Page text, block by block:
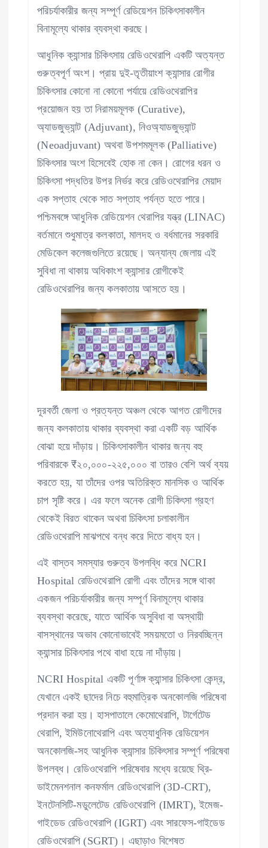
পরিচর্যাকারীর জন্য সম্পূর্ণ রেডিয়েশন চিকিৎসাকালীন
বিনামূল্যে থাকার ব্যবস্থা করছে।
আধুনিক ক্যান্সার চিকিৎসায় রেডিওথেরাপি একটি অত্যন্ত
গুরুত্বপূর্ণ অংশ। প্রায় দুই-তৃতীয়াংশ ক্যান্সার রোগীর
চিকিৎসার কোনো না কোনো পর্যায়ে রেডিওথেরাপির
প্রয়োজন হয় তা নিরাময়মূলক (Curative),
অ্যাডজুভ্যান্ট (Adjuvant), নিওঅ্যাডজুভ্যান্ট
(Neoadjuvant) অথবা উপশমমূলক (Palliative)
চিকিৎসার অংশ হিসেবেই হোক না কেন। রোগের ধরন ও
চিকিৎসা পদ্ধতির উপর নির্ভর করে রেডিওথেরাপির মেয়াদ
এক সপ্তাহ থেকে সাত সপ্তাহ পর্যন্ত হতে পারে।
পশ্চিমবঙ্গে আধুনিক রেডিয়েশন থেরাপির যন্ত্র (LINAC)
বর্তমানে শুধুমাত্র কলকাতা, মালদহ ও বর্ধমানের সরকারি
মেডিকেল কলেজগুলিতে রয়েছে। অন্যান্য জেলায় এই
সুবিধা না থাকায় অধিকাংশ ক্যান্সার রোগীকেই
রেডিওথেরাপির জন্য কলকাতায় আসতে হয়।
দূরবর্তী জেলা ও প্রত্যন্ত অঞ্চল থেকে আগত রোগীদের
জন্য কলকাতায় থাকার ব্যবস্থা করা একটি বড় আর্থিক
বোঝা হয়ে দাঁড়ায়। চিকিৎসাকালীন থাকার জন্য বহু
পরিবারকে ₹২০,০০০-২২৫,০০০ বা তারও বেশি অর্থ ব্যয়
করতে হয়, যা তাঁদের ওপর অতিরিক্ত মানসিক ও আর্থিক
চাপ সৃষ্টি করে। এর ফলে অনেক রোগী চিকিৎসা গ্রহণ
থেকেই বিরত থাকেন অথবা চিকিৎসা চলাকালীন
রেডিওথেরাপি মাঝপথে বন্ধ করে দিতে বাধ্য হন।
এই বাস্তব সমস্যার গুরুত্ব উপলব্ধি করে NCRI
Hospital রেডিওথেরাপি রোগী এবং তাঁদের সঙ্গে থাকা
একজন পরিচর্যাকারীর জন্য সম্পূর্ণ বিনামূল্যে থাকার
ব্যবস্থা করেছে, যাতে আর্থিক অসুবিধা বা অস্থায়ী
বাসস্থানের অভাব কোনোভাবেই সময়মতো ও নিরবচ্ছিন্ন
ক্যান্সার চিকিৎসার পথে বাধা হয়ে না দাঁড়ায়।
NCRI Hospital একটি পূর্ণাঙ্গ ক্যান্সার চিকিৎসা কেন্দ্র,
যেখানে একই ছাদের নিচে বহুমাত্রিক অনকোলজি পরিষেবা
প্রদান করা হয়। হাসপাতালে কেমোথেরাপি, টার্গেটেড
থেরাপি, ইমিউনোথেরাপি এবং অত্যাধুনিক রেডিয়েশন
অনকোলজি-সহ আধুনিক ক্যান্সার চিকিৎসার সম্পূর্ণ পরিষেবা
উপলব্ধ। রেডিওথেরাপি পরিষেবার মধ্যে রয়েছে থ্রি-
ডাইমেনশনাল কনফর্মাল রেডিওথেরাপি (3D-CRT),
ইনটেনসিটি-মডুলেটেড রেডিওথেরাপি (IMRT), ইমেজ-
গাইডেড রেডিওথেরাপি (IGRT) এবং সারফেস-গাইডেড
রেডিওথেরাপি (SGRT)। এছাড়াও বিশেষত